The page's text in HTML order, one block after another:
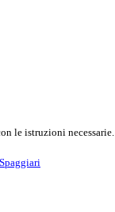
le istruzioni necessarie.